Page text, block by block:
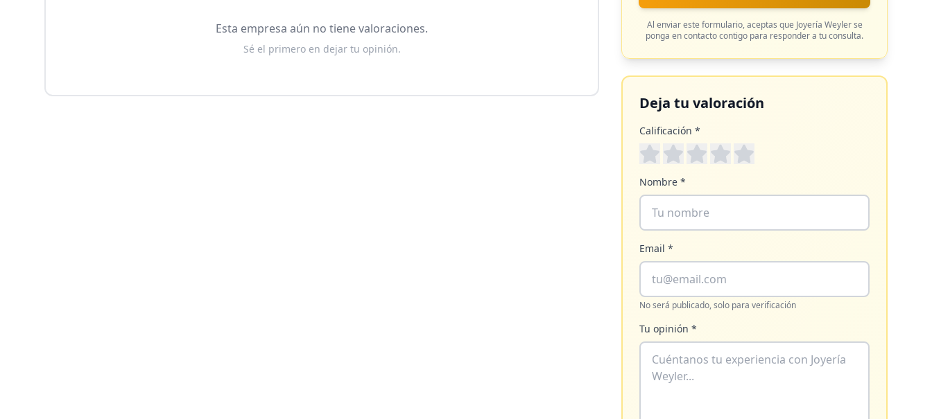
Esta empresa aún no tiene valoraciones.
Sé el primero en dejar tu opinión.
Al enviar este formulario, aceptas que Joyería Weylerse
ponga en contacto contigo para responder a tu consulta.
Deja tu valoración
Calificación *
Nombre *
Email *
No será publicado, solo para verificación
Tu opinión *